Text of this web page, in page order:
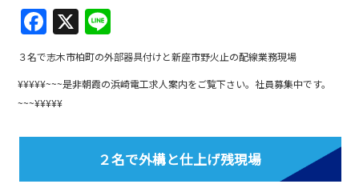
F
a
c
e
o
o
X
n
e
３名で志木市柏町の外部器具付けと新座市野火止の配線業務現場
¥¥¥¥¥~~~是非朝霞の浜崎電工求人案内をご覧下さい。社員募集中です。
~~~¥¥¥¥¥
２名で外構と仕上げ残現場